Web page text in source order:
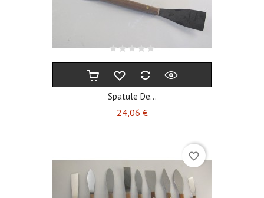
Spatule De...
24,06 €Prix
favorite_border